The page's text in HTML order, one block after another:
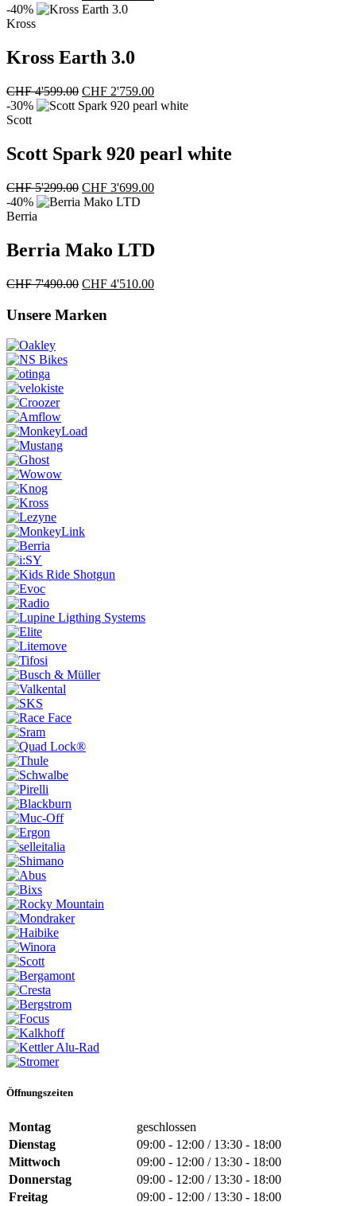
Preis
-40%
Kross
Kross Earth 3.0
CHF4'599.00 Ursprünglicher
Preis
CHF 2'759.00Aktueller
Preis
-30%
Scott
Scott Spark 920 pearl white
CHF5'299.00 Ursprünglicher
Preis
CHF 3'699.00Aktueller
-40%
Berria
Berria Mako LTD
CHF7'490.00 Ursprünglicher
war:
CHF 4'510.00Aktueller
Unsere Marken
Öffnungszeiten
Montag
geschlossen
Dienstag
09:00 - 12:00 / 13:30 - 18:00
Mittwoch
09:00 - 12:00 / 13:30 - 18:00
Donnerstag
09:00 - 12:00 / 13:30 - 18:00
Freitag
09:00 - 12:00 / 13:30 - 18:00